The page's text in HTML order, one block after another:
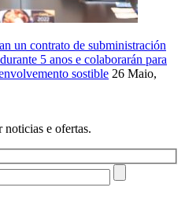
un contrato de subministración
5 anos e colaborarán para
sostible 26 Maio,
e ofertas.